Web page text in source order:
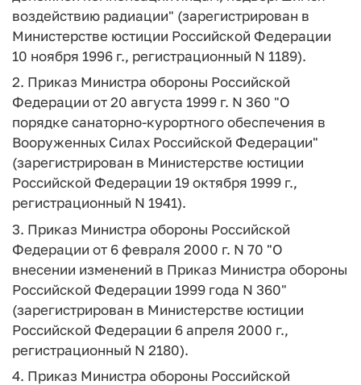
воздействию радиации" (зарегистрирован в
Министерстве юстиции Российской Федерации
10 ноября 1996 г., регистрационный N 1189).
2. Приказ Министра обороны Российской
Федерации от 20 августа 1999 г. N 360 "О
порядке санаторно-курортного обеспечения в
Вооруженных Силах Российской Федерации"
(зарегистрирован в Министерстве юстиции
Российской Федерации 19 октября 1999 г.,
регистрационный N 1941).
3. Приказ Министра обороны Российской
Федерации от 6 февраля 2000 г. N 70 "О
внесении изменений в Приказ Министра обороны
Российской Федерации 1999 года N 360"
(зарегистрирован в Министерстве юстиции
Российской Федерации 6 апреля 2000 г.,
регистрационный N 2180).
4. Приказ Министра обороны Российской